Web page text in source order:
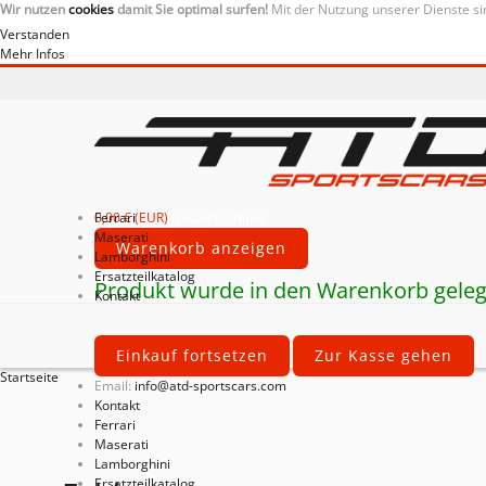
Wir nutzencookiesdamit Sie optimal surfen! Mit der Nutzung unserer Dienste
Verstanden
Mehr Infos
0,00 € (EUR)
Warenkorb anzeigen
Produkt wurde in den Warenkorb
Einkauf fortsetzen Zur Kasse gehen
Email: info@atd-sportscars.com
Kontakt
Ferrari
Maserati
Lamborghini
Ferrari
Maserati
Lamborghini
Ersatzteilkatalog
Kontakt
Startseite